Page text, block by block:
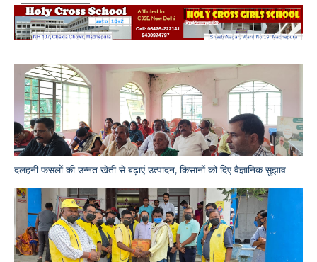
दलहनी फसलों की उन्नत खेती से बढ़ाएं उत्पादन, किसानों को दिए वैज्ञानिक सुझाव